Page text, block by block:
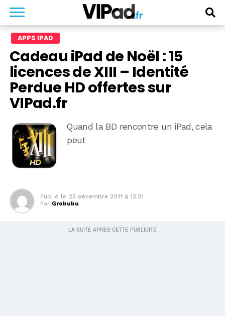
APPS IPAD
Cadeau iPad de Noël : 15
licences de XIII – Identité
Perdue HD offertes sur
VIPad.fr
Quand la BD rencontre un iPad, cela
peut
Publié le 23 décembre 2011 à 13:31
Par Grobubu